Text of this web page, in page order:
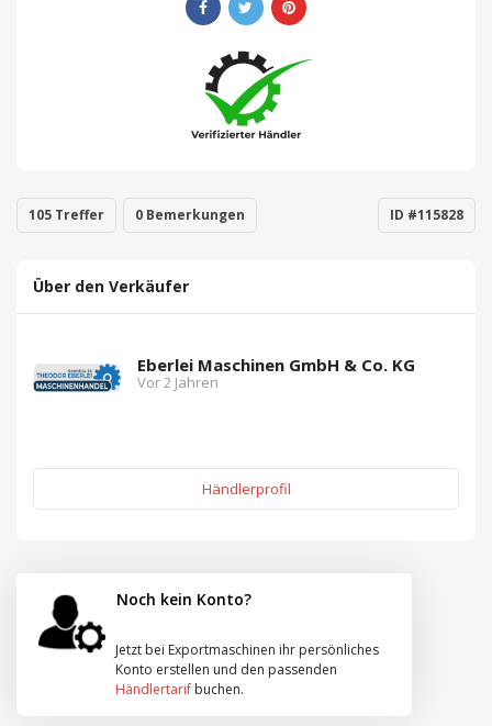
105 Treffer 0 Bemerkungen ID #115828
Über den Verkäufer
Eberlei Maschinen GmbH & Co. KG
Vor 2 Jahren
Händlerprofil
Noch kein Konto?
Jetzt bei Exportmaschinen ihr persönliches
Konto erstellen und den passenden
Händlertarif buchen.